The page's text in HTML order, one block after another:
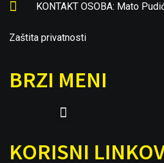
KONTAKT OSOBA: Mato
Zaštita privatnosti
BRZI MENI
KORISNI